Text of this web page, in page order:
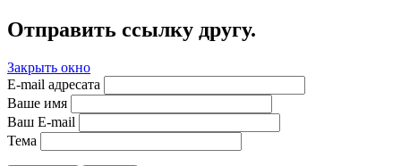
Отправить ссылку другу.
Закрыть окно
E-mail адресата
Ваше имя
Ваш E-mail
Тема